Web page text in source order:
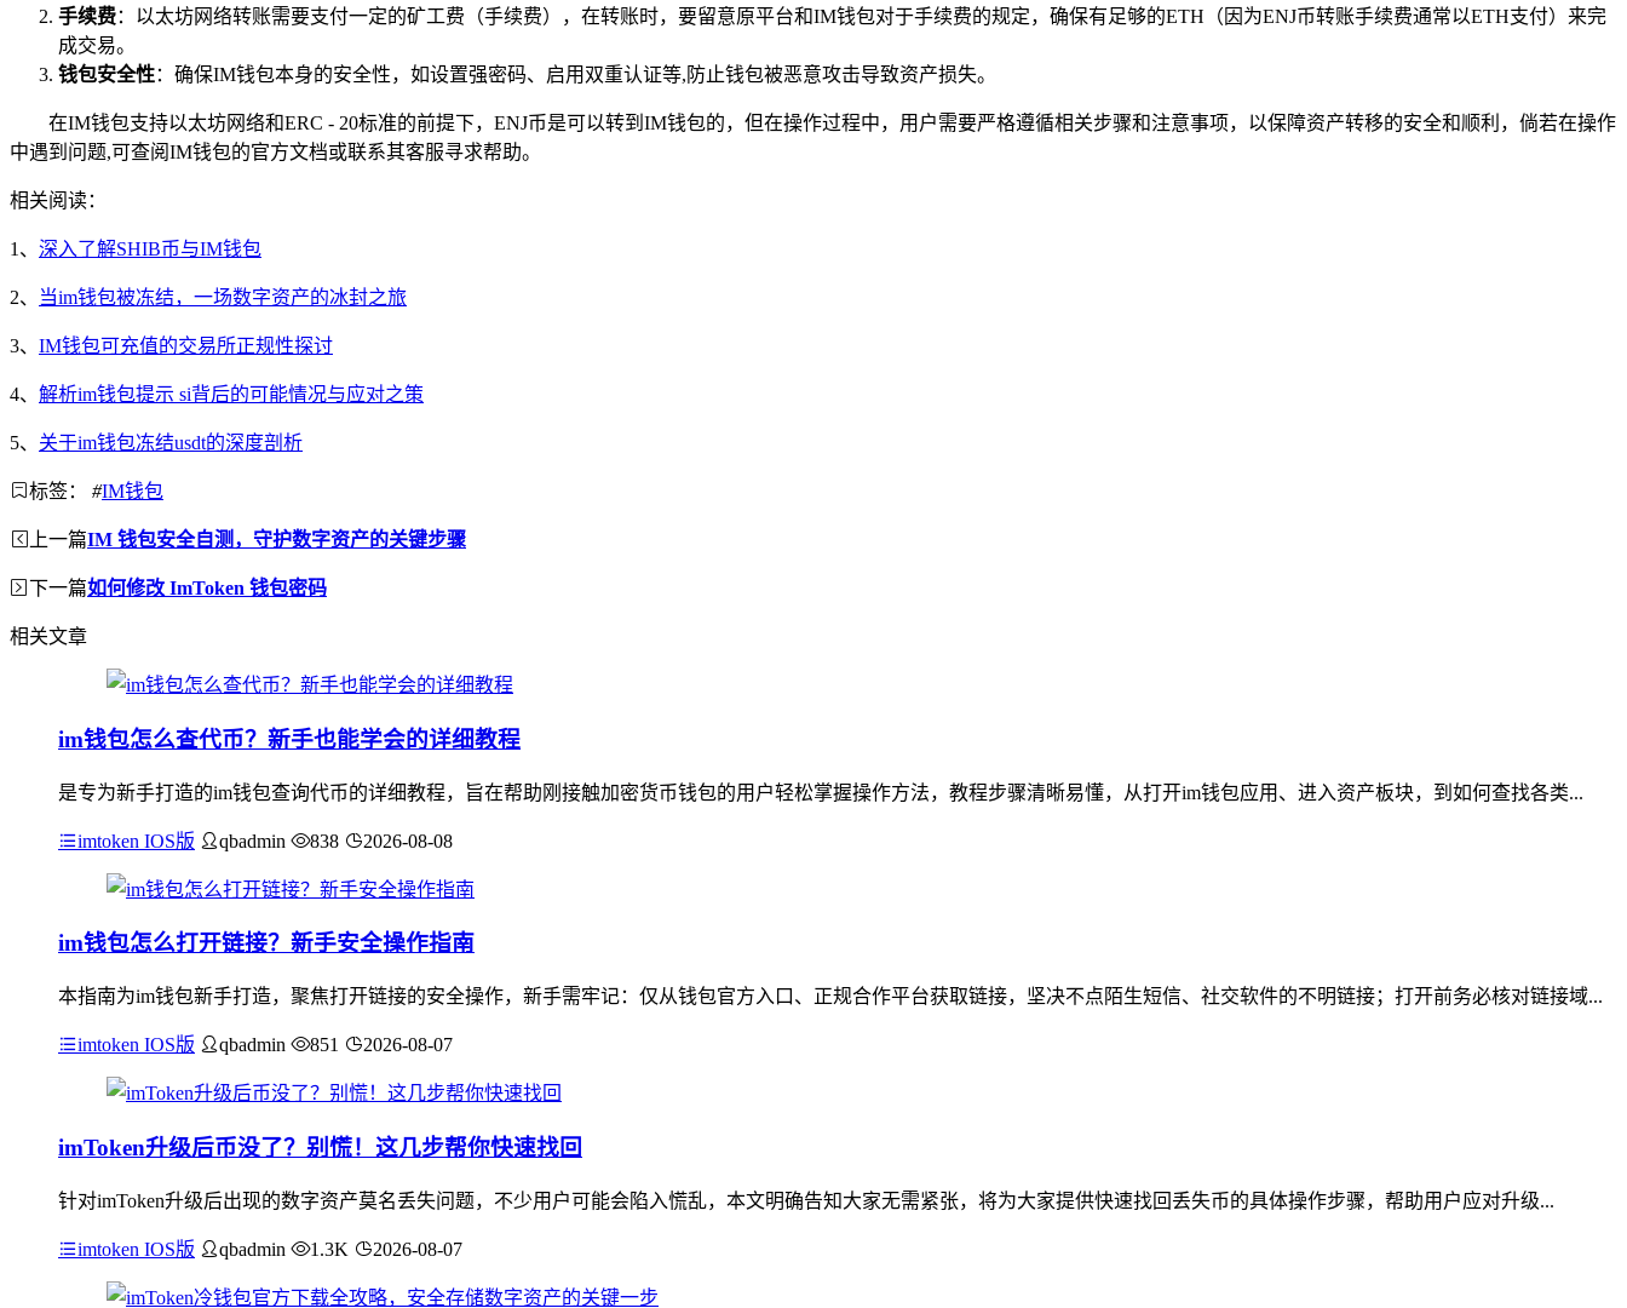
手续费：以太坊网络转账需要支付一定的矿工费（手续费），在转账时，要留意原平台和IM钱包对于手续费的规定，确保有足够的ETH（因为ENJ币转账手续费通常以ETH支付）来完
成交易。
钱包安全性：确保IM钱包本身的安全性，如设置强密码、启用双重认证等,防止钱包被恶意攻击导致资产损失。
在IM钱包支持以太坊网络和ERC - 20标准的前提下，ENJ币是可以转到IM钱包的，但在操作过程中，用户需要严格遵循相关步骤和注意事项，以保障资产转移的安全和顺利，倘若在操作
中遇到问题,可查阅IM钱包的官方文档或联系其客服寻求帮助。
相关阅读：
1、 深入了解SHIB币与IM钱包
2、 当im钱包被冻结，一场数字资产的冰封之旅
3、 IM钱包可充值的交易所正规性探讨
4、 解析im钱包提示 si背后的可能情况与应对之策
5、 关于im钱包冻结usdt的深度剖析
标签： #IM钱包
上一篇IM 钱包安全自测，守护数字资产的关键步骤
下一篇如何修改 ImToken 钱包密码
相关文章
im钱包怎么查代币？新手也能学会的详细教程
是专为新手打造的im钱包查询代币的详细教程，旨在帮助刚接触加密货币钱包的用户轻松掌握操作方法，教程步骤清晰易懂，从打开im钱包应用、进入资产板块，到如何查找各类...
imtoken IOS版 qbadmin 838 2026-08-08
im钱包怎么打开链接？新手安全操作指南
本指南为im钱包新手打造，聚焦打开链接的安全操作，新手需牢记：仅从钱包官方入口、正规合作平台获取链接，坚决不点陌生短信、社交软件的不明链接；打开前务必核对链接域...
imtoken IOS版 qbadmin 851 2026-08-07
imToken升级后币没了？别慌！这几步帮你快速找回
针对imToken升级后出现的数字资产莫名丢失问题，不少用户可能会陷入慌乱，本文明确告知大家无需紧张，将为大家提供快速找回丢失币的具体操作步骤，帮助用户应对升级...
imtoken IOS版 qbadmin 1.3K 2026-08-07